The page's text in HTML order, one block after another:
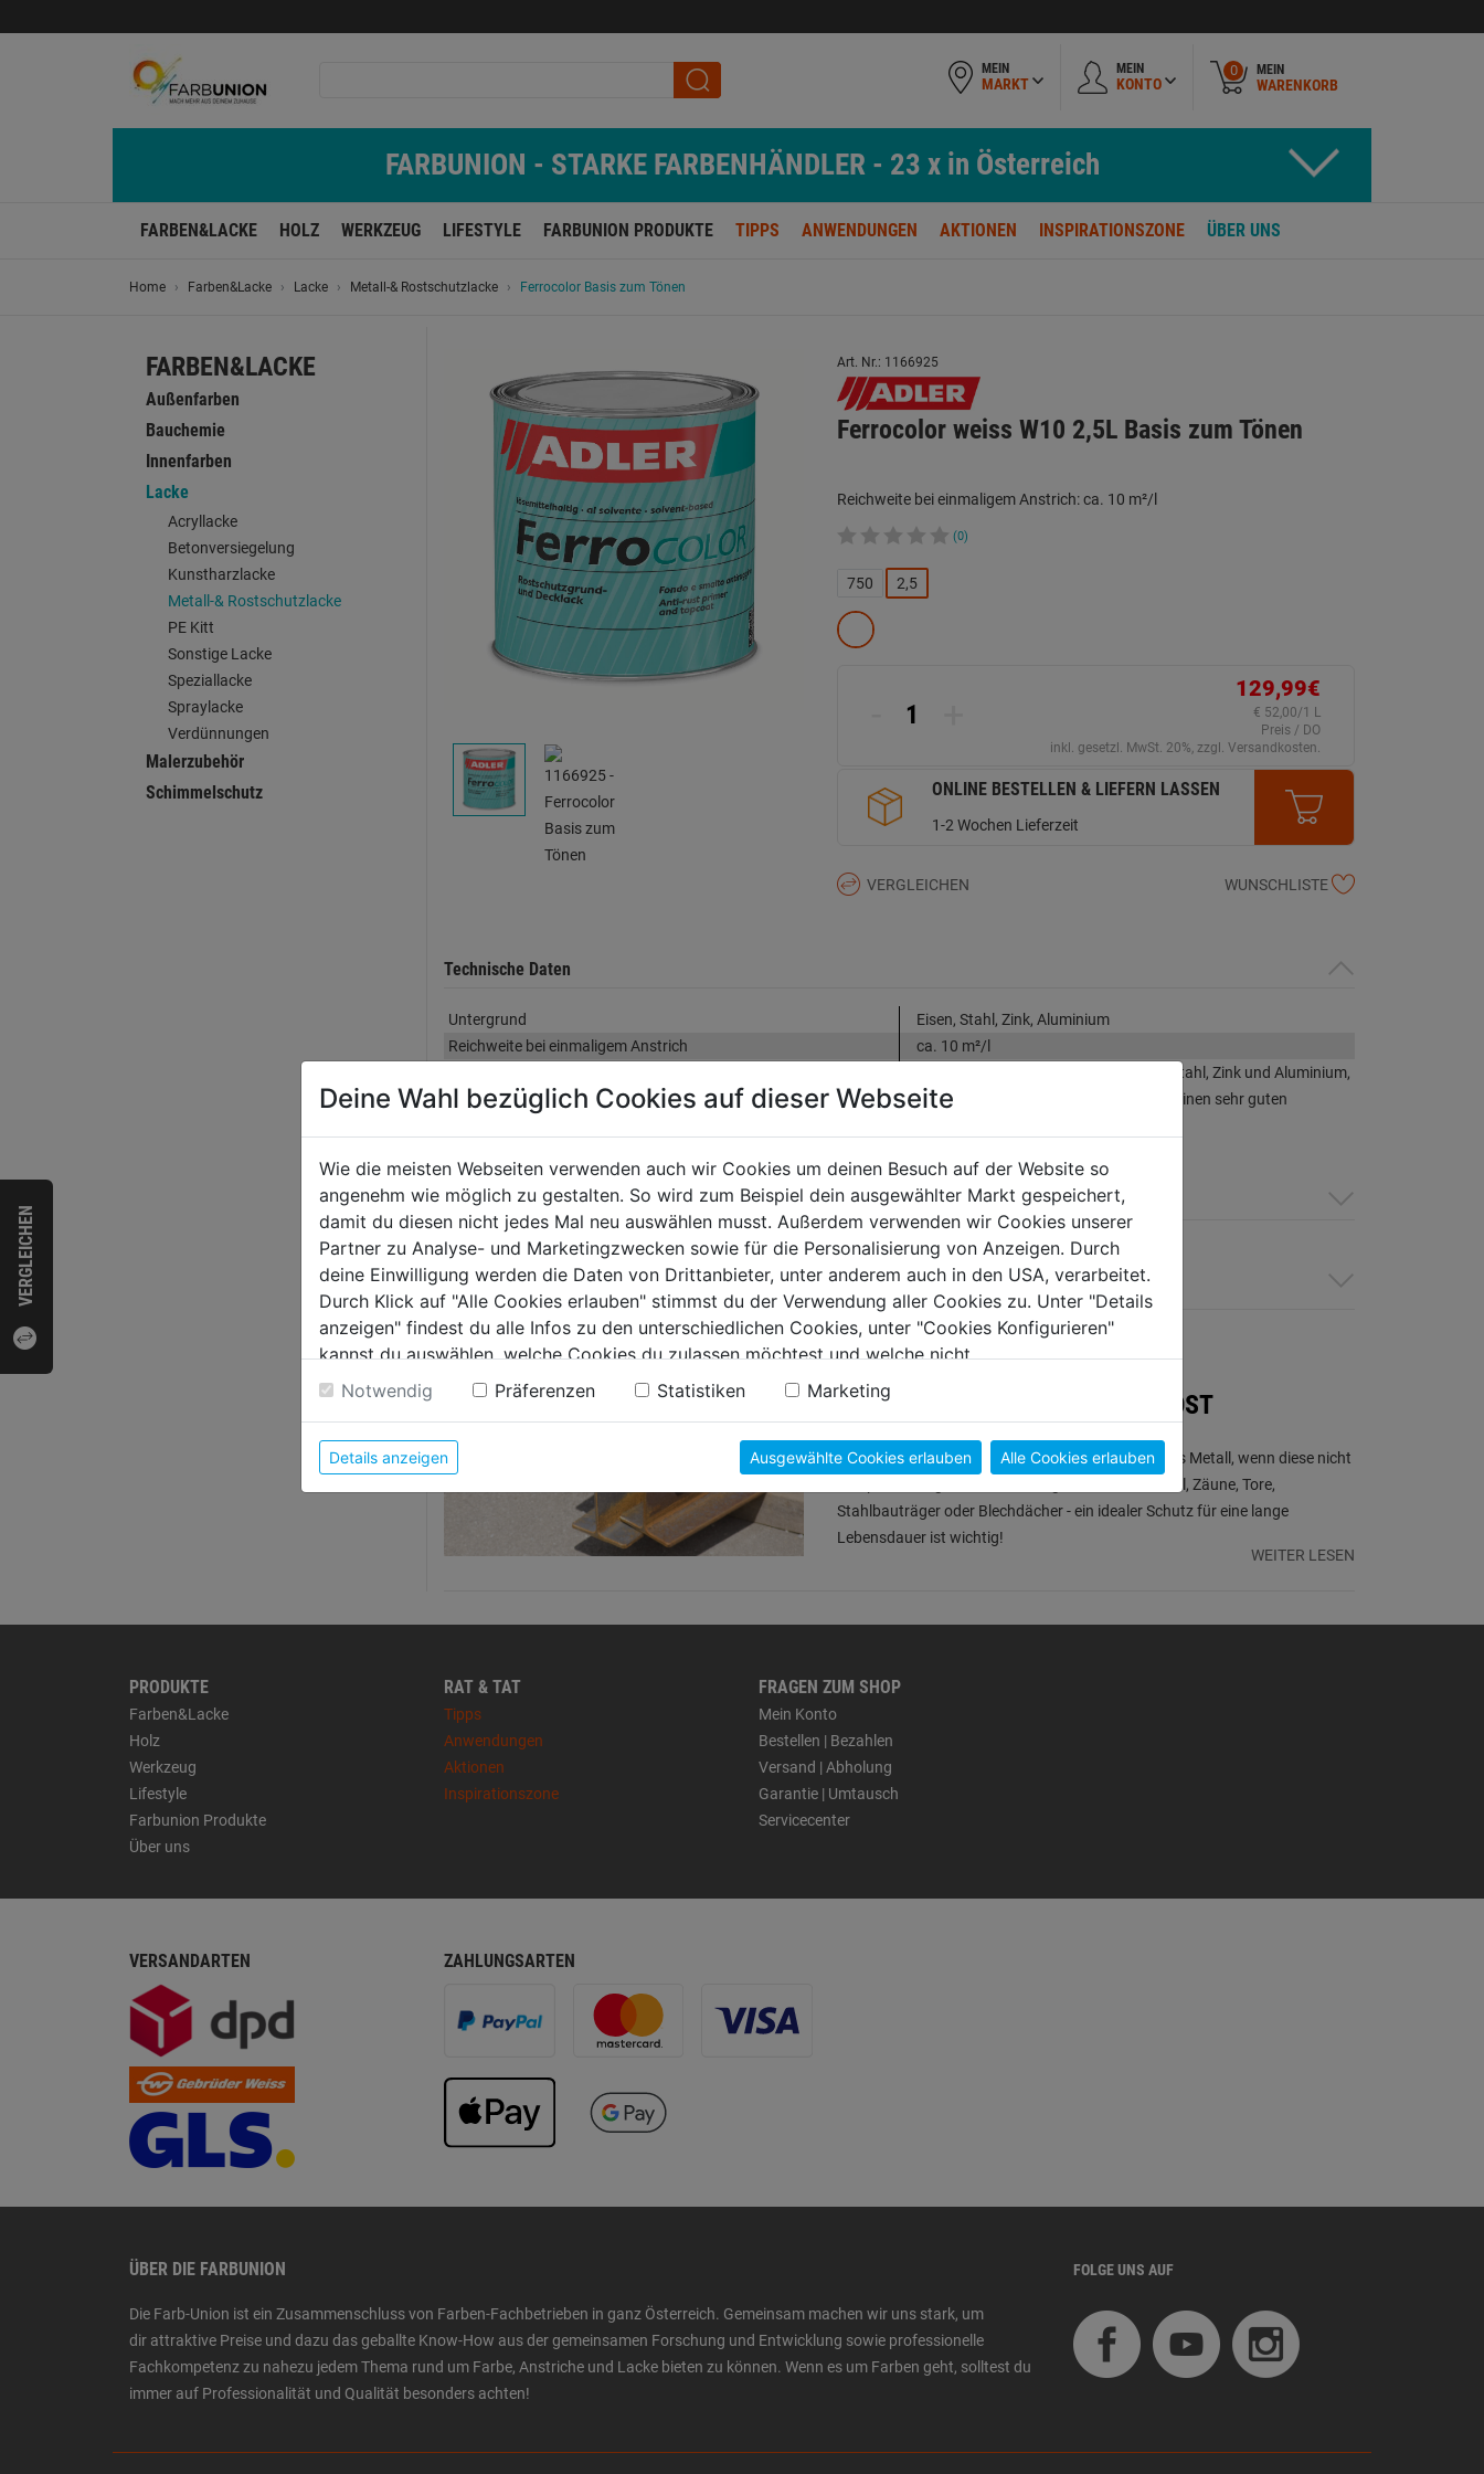
VERGLEICHEN
MEIN
MARKT
MEIN
KONTO
0 MEIN
WARENKORB
FARBUNION - STARKE FARBENHÄNDLER - 23 x in Österreich
FARBEN&LACKE HOLZ WERKZEUG LIFESTYLE FARBUNION PRODUKTE TIPPS ANWENDUNGEN AKTIONEN INSPIRATIONSZONE ÜBER UNS
Home Farben&Lacke Lacke Metall-& Rostschutzlacke Ferrocolor Basis zum Tönen
FARBEN&LACKE
Außenfarben
Bauchemie
Innenfarben
Lacke
Acryllacke
Betonversiegelung
Kunstharzlacke
Metall-& Rostschutzlacke
PE Kitt
Sonstige Lacke
Speziallacke
Spraylacke
Verdünnungen
Malerzubehör
Schimmelschutz
Art. Nr.: 1166925
Ferrocolor weiss W10 2,5L Basis zum Tönen
Reichweite bei einmaligem Anstrich: ca. 10 m²/l
(0)
750 2,5
129,99€
€ 52,00/1 L
Preis / DO
inkl. gesetzl. MwSt. 20%, zzgl. Versandkosten.
ONLINE BESTELLEN & LIEFERN LASSEN
1-2 Wochen Lieferzeit
VERGLEICHEN WUNSCHLISTE
Technische Daten
Untergrund
Eisen, Stahl, Zink, Aluminium
Reichweite bei einmaligem Anstrich
ca. 10 m²/l
dekorativer Schutzanstrich für Eisen, Stahl, Zink und Aluminium,
auf Basis spezieller Kunstharze bietet einen sehr guten
Bewertung (0)
HERSTELLERINFORMATIONEN
WIRKSAMER SCHUTZ GEGEN ROST
Sauerstoff und Wasser zerstören Gegenstände aus Metall, wenn diese nicht
entsprechend geschützt sind. Egal ob Gartenmöbel, Zäune, Tore,
Stahlbauträger oder Blechdächer - ein idealer Schutz für eine lange
Lebensdauer ist wichtig!
WEITER LESEN
PRODUKTE
Farben&Lacke
Holz
Werkzeug
Lifestyle
Farbunion Produkte
Über uns
RAT & TAT
Tipps
Anwendungen
Aktionen
Inspirationszone
FRAGEN ZUM SHOP
Mein Konto
Bestellen | Bezahlen
Versand | Abholung
Garantie | Umtausch
Servicecenter
VERSANDARTEN ZAHLUNGSARTEN
ÜBER DIE FARBUNION
Die Farb-Union ist ein Zusammenschluss von Farben-Fachbetrieben in ganz Österreich. Gemeinsam machen wir uns stark, um
dir attraktive Preise und dazu das geballte Know-How aus der gemeinsamen Forschung und Entwicklung sowie professionelle
Fachkompetenz zu nahezu jedem Thema rund um Farbe, Anstriche und Lacke bieten zu können. Wenn es um Farben geht, solltest du
immer auf Professionalität und Qualität besonders achten!
FOLGE UNS AUF
Deine Wahl bezüglich Cookies auf dieser Webseite
Wie die meisten Webseiten verwenden auch wir Cookies um deinen Besuch auf der Website so
angenehm wie möglich zu gestalten. So wird zum Beispiel dein ausgewählter Markt gespeichert,
damit du diesen nicht jedes Mal neu auswählen musst. Außerdem verwenden wir Cookies unserer
Partner zu Analyse- und Marketingzwecken sowie für die Personalisierung von Anzeigen. Durch
deine Einwilligung werden die Daten von Drittanbieter, unter anderem auch in den USA, verarbeitet.
Durch Klick auf "Alle Cookies erlauben" stimmst du der Verwendung aller Cookies zu. Unter "Details
anzeigen" findest du alle Infos zu den unterschiedlichen Cookies, unter "Cookies Konfigurieren"
kannst du auswählen, welche Cookies du zulassen möchtest und welche nicht.
Weitere Informationen findest du in unserer Datenschutzerklärung
Notwendig Präferenzen Statistiken Marketing
Details anzeigen Ausgewählte Cookies erlauben Alle Cookies erlauben